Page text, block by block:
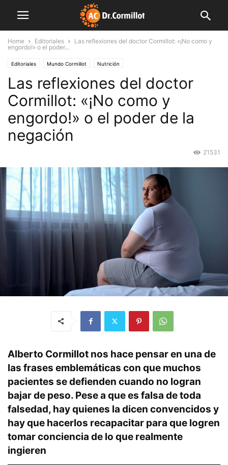
Home Editoriales
Las reflexiones del doctor Cormillot: «¡No como y
engordo!» o el poder...
Editoriales Mundo Cormillot Nutrición
Las reflexiones del doctor
Cormillot: «¡No como y
engordo!» o el poder de la
negación
21531
Alberto Cormillot nos hace pensar en una de
las frases emblemáticas con que muchos
pacientes se defienden cuando no logran
bajar de peso. Pese a que es falsa de toda
falsedad, hay quienes la dicen convencidos y
hay que hacerlos recapacitar para que logren
tomar conciencia de lo que realmente
ingieren